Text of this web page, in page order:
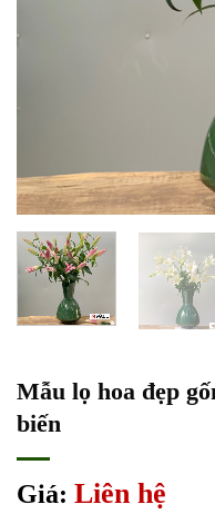
Mẫu lọ hoa đẹp
biến
Giá: Liên hệ